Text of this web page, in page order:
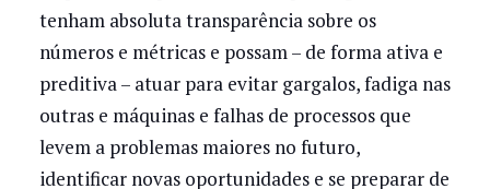
tenham absoluta transparência sobre os
números e métricas e possam – de forma ativa e
preditiva – atuar para evitar gargalos, fadiga nas
outras e máquinas e falhas de processos que
levem a problemas maiores no futuro,
identificar novas oportunidades e se preparar de